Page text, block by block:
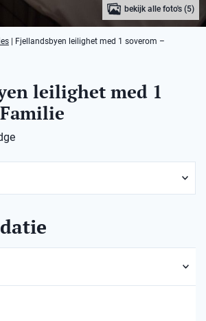
bekijk alle foto's (5)
Fjellandsbyen leilighet med 1 soverom –
leilighet med 1